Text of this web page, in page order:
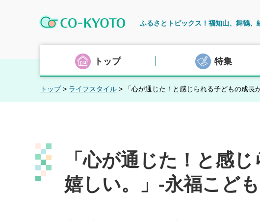
CO-KYOTO ふるさとトピックス！福知山、舞鶴、
トップ 特集
トップ> ライフスタイル > 「心が通じた！と感じられる子どもの成長
「心が通じた！と感
嬉しい。」-永福こど